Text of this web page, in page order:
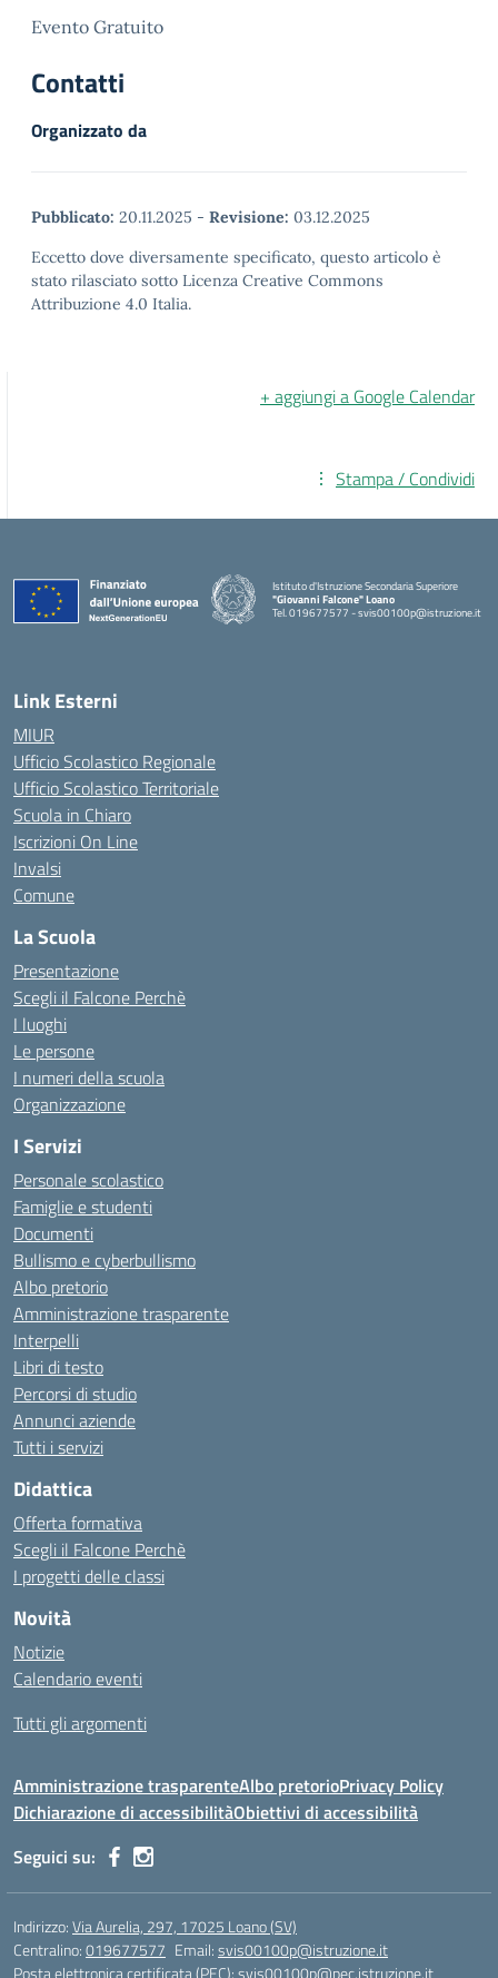
Evento Gratuito
Contatti
Organizzato da
Pubblicato: 20.11.2025 - Revisione: 03.12.2025
Eccetto dove diversamente specificato, questo articolo è
stato rilasciato sotto Licenza Creative Commons
Attribuzione 4.0 Italia.
+ aggiungi a Google Calendar
Stampa / Condividi
Istituto d'Istruzione Secondaria Superiore
"Giovanni Falcone" Loano
Tel. 019677577 - svis00100p@istruzione.it
— Visita la pagina iniziale della scuola
Link Esterni
MIUR
Ufficio Scolastico Regionale
Ufficio Scolastico Territoriale
Scuola in Chiaro
Iscrizioni On Line
Invalsi
Comune
La Scuola
Presentazione
Scegli il Falcone Perchè
I luoghi
Le persone
I numeri della scuola
Organizzazione
I Servizi
Personale scolastico
Famiglie e studenti
Documenti
Bullismo e cyberbullismo
Albo pretorio
Amministrazione trasparente
Interpelli
Libri di testo
Percorsi di studio
Annunci aziende
Tutti i servizi
Didattica
Offerta formativa
Scegli il Falcone Perchè
I progetti delle classi
Novità
Notizie
Calendario eventi
Tutti gli argomenti
Amministrazione trasparenteAlbo pretorioPrivacy Policy
Dichiarazione di accessibilitàObiettivi di accessibilità
Seguici su:
Indirizzo:Via Aurelia, 297, 17025 Loano (SV)
Centralino:019677577 Email:svis00100p@istruzione.it
Posta elettronica certificata (PEC):svis00100p@pec.istruzione.it